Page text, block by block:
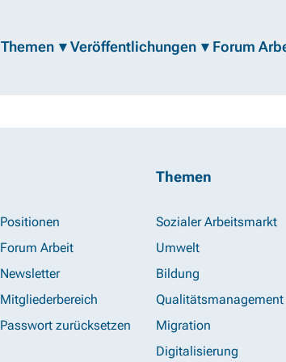
Themen Veröffentlichungen Forum
Positionen
Forum Arbeit
Newsletter
Mitgliederbereich
Passwort zurücksetzen
Themen
Sozialer Arbeitsmarkt
Umwelt
Bildung
Qualitätsmanagement
Migration
Digitalisierung